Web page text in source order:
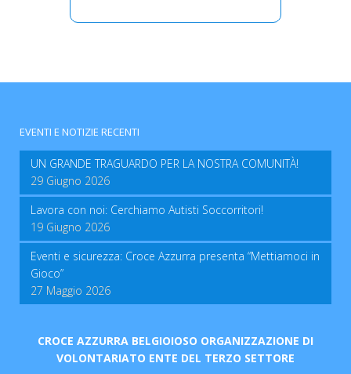
EVENTI E NOTIZIE RECENTI
UN GRANDE TRAGUARDO PER LA NOSTRA COMUNITÀ!
29 Giugno 2026
Lavora con noi: Cerchiamo Autisti Soccorritori!
19 Giugno 2026
Eventi e sicurezza: Croce Azzurra presenta “Mettiamoci in
Gioco”
27 Maggio 2026
CROCE AZZURRA BELGIOIOSO ORGANIZZAZIONE DI
VOLONTARIATO ENTE DEL TERZO SETTORE